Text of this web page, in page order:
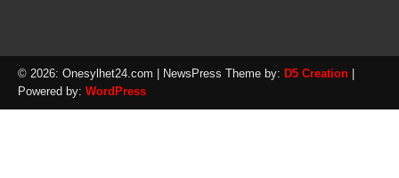
© 2026: Onesylhet24.com | NewsPress Theme by: D5 Creation
Powered by: WordPress